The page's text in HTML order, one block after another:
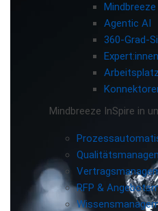
Agentic AI
360-Grad-
Mindbreeze InSpire in
RFP &